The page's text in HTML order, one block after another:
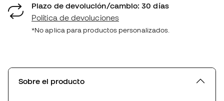
Plazo de devolución/cambio: 30 días
Política de devoluciones
*No aplica para productos personalizados.
Sobre el producto